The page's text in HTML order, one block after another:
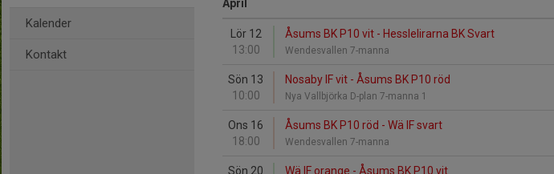
Kalender
Kontakt
April
Lör 12
13:00
Åsums BK P10 vit - Hesslelirarna BK Svart
Wendesvallen 7-manna
Sön 13
10:00
Nosaby IF vit - Åsums BK P10 röd
Nya Vallbjörka D-plan 7-manna 1
Ons 16
18:00
Åsums BK P10 röd - Wä IF svart
Wendesvallen 7-manna
Sön 20
Wä IF orange - Åsums BK P10 vit